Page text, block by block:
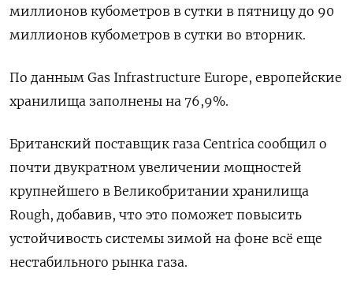
миллионов кубометров в сутки в пятницу до 90
миллионов кубометров в сутки во вторник.
По данным Gas Infrastructure Europe, европейские
хранилища заполнены на 76,9%.
Британский поставщик газа Centrica сообщил о
почти двукратном увеличении мощностей
крупнейшего в Великобритании хранилища
Rough, добавив, что это поможет повысить
устойчивость системы зимой на фоне всё еще
нестабильного рынка газа.